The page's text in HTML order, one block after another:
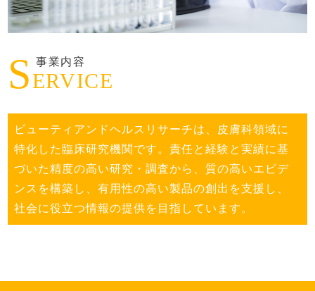
SERVICE
事業内容
ビューティアンドヘルスリサーチは、⽪膚科領域に
特化した臨床研究機関です。責任と経験と実績に基
づいた精度の⾼い研究・調査から、質の⾼いエビデ
ンスを構築し、有⽤性の⾼い製品の創出を⽀援し、
社会に役⽴つ情報の提供を⽬指しています。